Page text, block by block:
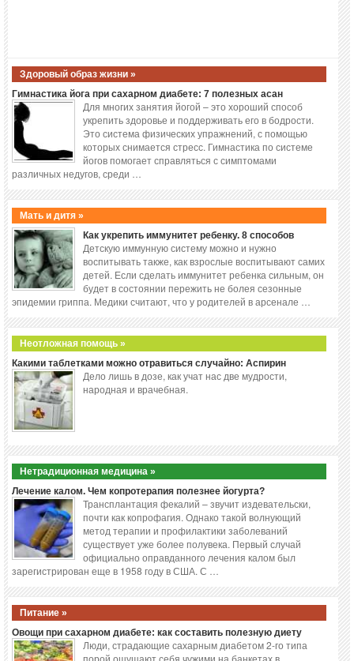
Здоровый образ жизни »
Гимнастика йога при сахарном диабете: 7 полезных асан
Для многих занятия йогой – это хороший способ
укрепить здоровье и поддерживать его в бодрости.
Это система физических упражнений, с помощью
которых снимается стресс. Гимнастика по системе
йогов помогает справляться с симптомами
различных недугов, среди …
Мать и дитя »
Как укрепить иммунитет ребенку. 8 способов
Детскую иммунную систему можно и нужно
воспитывать также, как взрослые воспитывают самих
детей. Если сделать иммунитет ребенка сильным, он
будет в состоянии пережить не болея сезонные
эпидемии гриппа. Медики считают, что у родителей в арсенале …
Неотложная помощь »
Какими таблетками можно отравиться случайно: Аспирин
Дело лишь в дозе, как учат нас две мудрости,
народная и врачебная.
Нетрадиционная медицина »
Лечение калом. Чем копротерапия полезнее йогурта?
Трансплантация фекалий – звучит издевательски,
почти как копрофагия. Однако такой волнующий
метод терапии и профилактики заболеваний
существует уже более полувека. Первый случай
официально оправданного лечения калом был
зарегистрирован еще в 1958 году в США. С …
Питание »
Овощи при сахарном диабете: как составить полезную диету
Люди, страдающие сахарным диабетом 2-го типа
порой ощущают себя чужими на банкетах в